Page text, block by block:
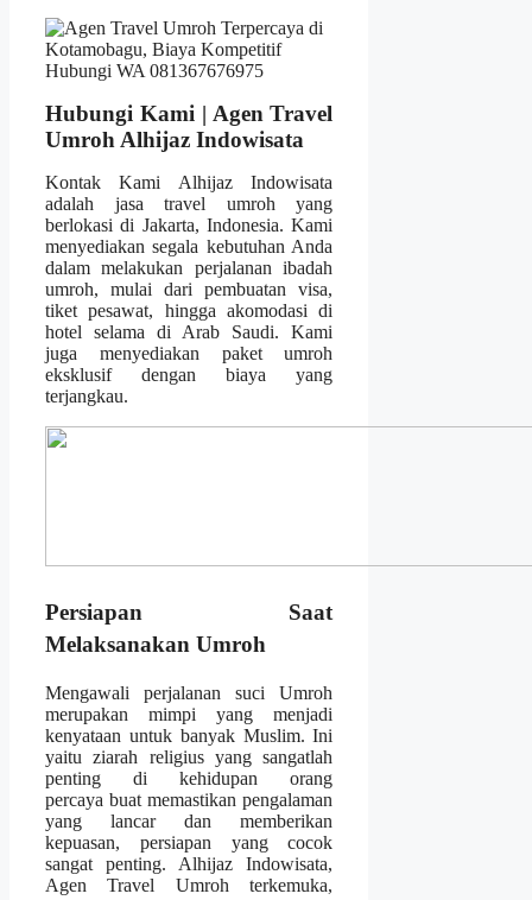
Hubungi Kami | Agen Travel
Umroh Alhijaz Indowisata
Kontak Kami Alhijaz Indowisata
adalah jasa travel umroh yang
berlokasi di Jakarta, Indonesia. Kami
menyediakan segala kebutuhan Anda
dalam melakukan perjalanan ibadah
umroh, mulai dari pembuatan visa,
tiket pesawat, hingga akomodasi di
hotel selama di Arab Saudi. Kami
juga menyediakan paket umroh
eksklusif dengan biaya yang
terjangkau.
Persiapan Saat
Melaksanakan Umroh
Mengawali perjalanan suci Umroh
merupakan mimpi yang menjadi
kenyataan untuk banyak Muslim. Ini
yaitu ziarah religius yang sangatlah
penting di kehidupan orang
percaya buat memastikan pengalaman
yang lancar dan memberikan
kepuasan, persiapan yang cocok
sangat penting. Alhijaz Indowisata,
Agen Travel Umroh terkemuka,